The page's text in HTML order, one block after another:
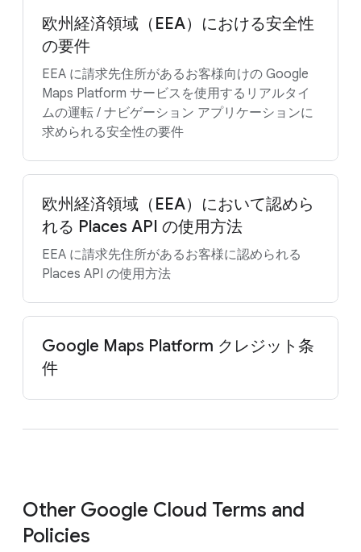
欧州経済領域（EEA）における安全性
の要件
EEA に請求先住所があるお客様向けの Google
Maps Platform サービスを使用するリアルタイ
ムの運転 / ナビゲーション アプリケーションに
求められる安全性の要件
欧州経済領域（EEA）において認めら
れる Places API の使用方法
EEA に請求先住所があるお客様に認められる
Places API の使用方法
Google Maps Platform クレジット条
件
Other Google Cloud Terms and
Policies